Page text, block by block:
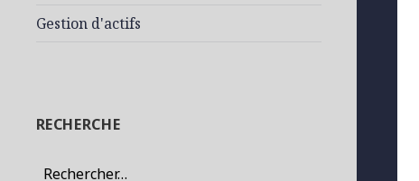
Gestion d'actifs
RECHERCHE
Rechercher :